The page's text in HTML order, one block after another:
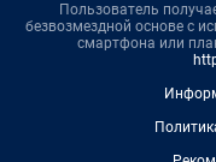
Пользователь
безвозмездной основе с
смартфона или